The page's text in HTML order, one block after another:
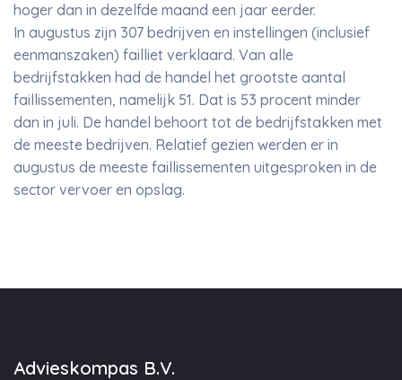
hoger dan in dezelfde maand een jaar eerder.
In augustus zijn 307 bedrijven en instellingen (inclusief
eenmanszaken) failliet verklaard. Van alle
bedrijfstakken had de handel het grootste aantal
faillissementen, namelijk 51. Dat is 53 procent minder
dan in juli. De handel behoort tot de bedrijfstakken met
de meeste bedrijven. Relatief gezien werden er in
augustus de meeste faillissementen uitgesproken in de
sector vervoer en opslag.
Advieskompas B.V.